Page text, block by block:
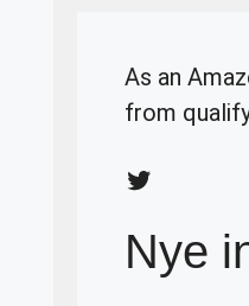
As an
from
Twitter
Nye